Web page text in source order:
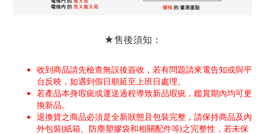
★售後須知：
收到商品請先檢查無誤後簽收，若有問題請來電告知或與平
台反映，如遇到假日順延至上班日處理。
若產品本身瑕疵或運送過程導致新品瑕疵，鑑賞期內均可更
換新品。
退換貨之商品必須是全新狀態且包裝完整，請保持商品及內
外包裝(紙箱、防塵塑膠袋和相關配件等)之完整性，若未保